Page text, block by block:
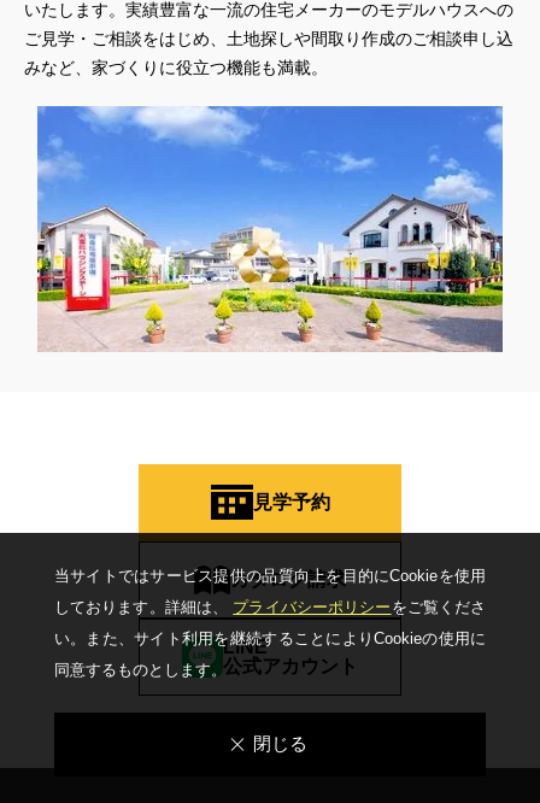
いたします。実績豊富な一流の住宅メーカーのモデルハウスへの
ご見学・ご相談をはじめ、土地探しや間取り作成のご相談申し込
みなど、家づくりに役立つ機能も満載。
見学予約
カタログ請求
LINE
公式アカウント
当サイトではサービス提供の品質向上を⽬的にCookieを使⽤
しております。詳細は、 プライバシーポリシー をご覧くださ
い。
また、サイト利⽤を継続することによりCookieの使⽤に
同意するものとします。
閉じる